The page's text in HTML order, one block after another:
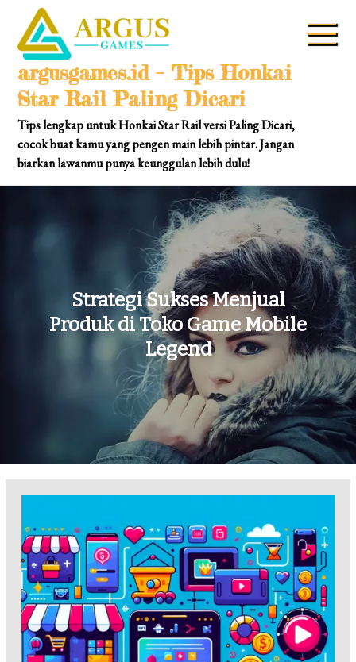
content
argusgames.id – Tips Honkai
Star Rail Paling Dicari
Tips lengkap untuk Honkai Star Rail versi Paling Dicari,
cocok buat kamu yang pengen main lebih pintar. Jangan
biarkan lawanmu punya keunggulan lebih dulu!
Strategi Sukses Menjual
Produk di Toko Game Mobile
Legend